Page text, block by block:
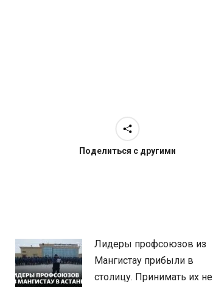
Поделиться с другими
Лидеры профсоюзов из
Мангистау прибыли в
столицу. Принимать их не